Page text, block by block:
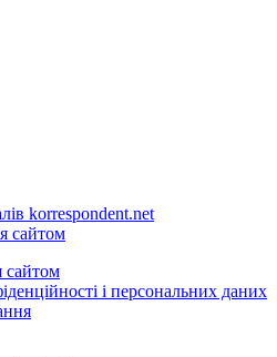
korrespondent.net
сайтом
сайтом
і персональних даних